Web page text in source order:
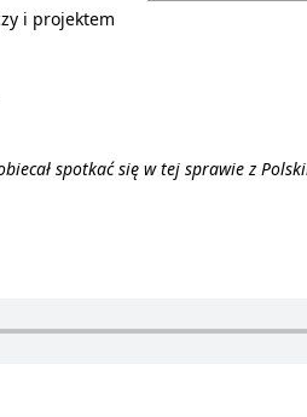
i projektem
spotkać się w tej sprawie z